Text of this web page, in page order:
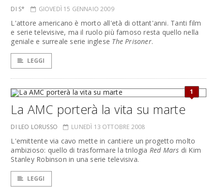
DI S* GIOVEDÌ 15 GENNAIO 2009
L'attore americano è morto all'età di ottant'anni. Tanti film
e serie televisive, ma il ruolo più famoso resta quello nella
geniale e surreale serie inglese The Prisoner.
LEGGI
1
La AMC porterà la vita su marte
DI LEO LORUSSO LUNEDÌ 13 OTTOBRE 2008
L'emittente via cavo mette in cantiere un progetto molto
ambizioso: quello di trasformare la trilogia Red Mars di Kim
Stanley Robinson in una serie televisiva.
LEGGI